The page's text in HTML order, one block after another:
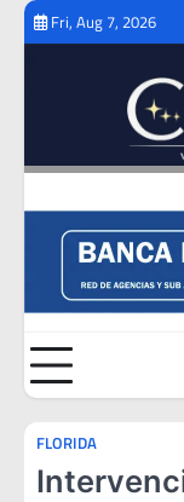
Skip
Fri, Aug 7, 2026
FLORIDA